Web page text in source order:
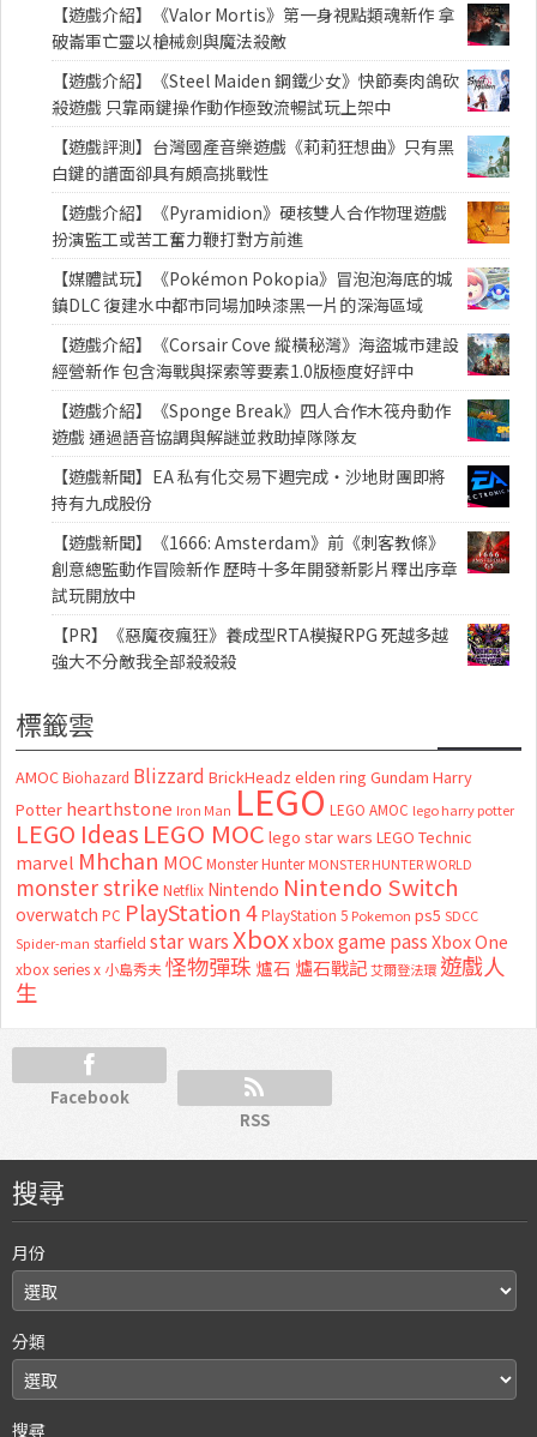
【遊戲介紹】《Valor Mortis》第一身視點類魂新作 拿
破崙軍亡靈以槍械劍與魔法殺敵
【遊戲介紹】《Steel Maiden 鋼鐵少女》快節奏肉鴿砍
殺遊戲 只靠兩鍵操作動作極致流暢試玩上架中
【遊戲評測】台灣國產音樂遊戲《莉莉狂想曲》只有黑
白鍵的譜面卻具有頗高挑戰性
【遊戲介紹】《Pyramidion》硬核雙人合作物理遊戲
扮演監工或苦工奮力鞭打對方前進
【媒體試玩】《Pokémon Pokopia》冒泡泡海底的城
鎮DLC 復建水中都市同場加映漆黑一片的深海區域
【遊戲介紹】《Corsair Cove 縱橫秘灣》海盜城市建設
經營新作 包含海戰與探索等要素1.0版極度好評中
【遊戲介紹】《Sponge Break》四人合作木筏舟動作
遊戲 通過語音協調與解謎並救助掉隊隊友
【遊戲新聞】EA 私有化交易下週完成・沙地財團即將
持有九成股份
【遊戲新聞】《1666: Amsterdam》前《刺客教條》
創意總監動作冒險新作 歷時十多年開發新影片釋出序章
試玩開放中
【PR】《惡魔夜瘋狂》養成型RTA模擬RPG 死越多越
強大不分敵我全部殺殺殺
標籤雲
AMOC Biohazard Blizzard BrickHeadz elden ring Gundam Harry
Potter hearthstone Iron Man LEGO LEGO AMOC lego harry potter
LEGO Ideas LEGO MOC lego star wars LEGO Technic
marvel Mhchan MOC Monster Hunter MONSTER HUNTER WORLD
monster strike Netflix Nintendo Nintendo Switch
overwatch PC PlayStation 4 PlayStation 5 Pokemon ps5 SDCC
Spider-man starfield star warsXboxxbox game passXbox One
xbox series x 小島秀夫怪物彈珠 爐石 爐石戰記艾爾登法環 遊戲人
生
Facebook
RSS
搜尋
月份
分類
搜尋